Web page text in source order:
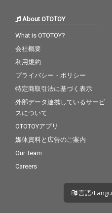
About OTOTOY
What is OTOTOY?
会社概要
利用規約
プライバシー・ポリシー
特定商取引法に基づく表示
外部データ連携しているサービ
スについて
OTOTOYアプリ
媒体資料と広告のご案内
Our Team
Careers
言語/